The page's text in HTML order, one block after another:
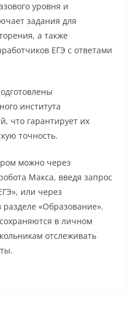
уровня и
задания для
а также
ЕГЭ с ответами
института
что гарантирует их
точность.
можно через
Макса, введя запрос
или через
разделе «Образование».
в личном
отслеживать